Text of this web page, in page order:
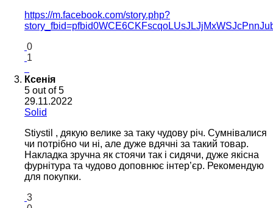
https://m.facebook.com/story.php?
0
1
Ксенія
5 out of 5
29.11.2022
Solid
Stiystil , дякую велике за таку чудову річ. Сумнівалися
чи потрібно чи ні, але дуже вдячні за такий товар.
Накладка зручна як стоячи так і сидячи, дуже якісна
фурнітура та чудово доповнює інтер’єр. Рекомендую
для покупки.
3